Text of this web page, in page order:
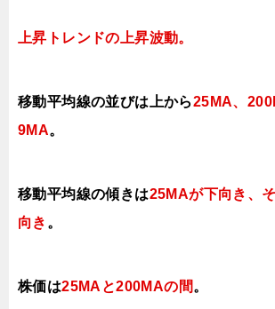
上昇トレンドの上昇波動。
移動平均線の並びは上から25MA、
9MA。
移動平均線の傾きは25MAが下向き、
向き 。
株価は25MAと200MAの間。